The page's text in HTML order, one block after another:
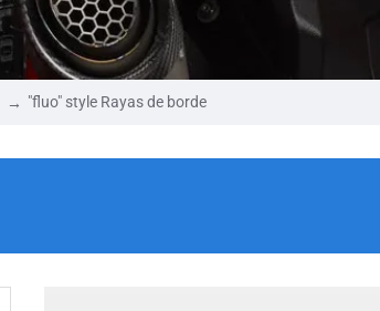
"fluo" style Rayas de borde